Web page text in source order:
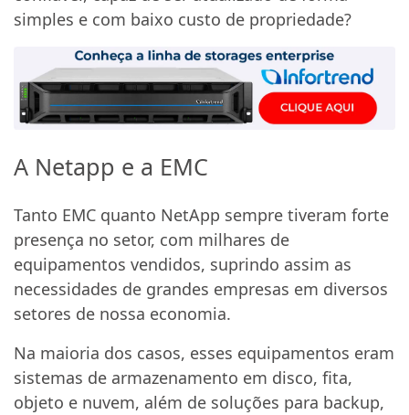
simples e com baixo custo de propriedade?
A Netapp e a EMC
Tanto EMC quanto NetApp sempre tiveram forte
presença no setor, com milhares de
equipamentos vendidos, suprindo assim as
necessidades de grandes empresas em diversos
setores de nossa economia.
Na maioria dos casos, esses equipamentos eram
sistemas de armazenamento em disco, fita,
objeto e nuvem, além de soluções para backup,